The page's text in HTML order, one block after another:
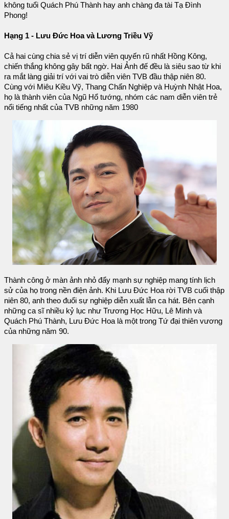
không tuổi Quách Phú Thành hay anh chàng đa tài Tạ Đình
Phong!
Hạng 1 - Lưu Đức Hoa và Lương Triều Vỹ
Cả hai cùng chia sẻ vị trí diễn viên quyến rũ nhất Hồng Kông,
chiến thắng không gây bất ngờ. Hai Ảnh đế đều là siêu sao từ khi
ra mắt làng giải trí với vai trò diễn viên TVB đầu thập niên 80.
Cùng với Miêu Kiều Vỹ, Thang Chấn Nghiệp và Huỳnh Nhật Hoa,
họ là thành viên của Ngũ Hổ tướng, nhóm các nam diễn viên trẻ
nổi tiếng nhất của TVB những năm 1980
Thành công ở màn ảnh nhỏ đẩy mạnh sự nghiệp mang tính lịch
sử của họ trong nền điện ảnh. Khi Lưu Đức Hoa rời TVB cuối thập
niên 80, anh theo đuổi sự nghiệp diễn xuất lẫn ca hát. Bên cạnh
những ca sĩ nhiều kỷ lục như Trương Học Hữu, Lê Minh và
Quách Phú Thành, Lưu Đức Hoa là một trong Tứ đại thiên vương
của những năm 90.